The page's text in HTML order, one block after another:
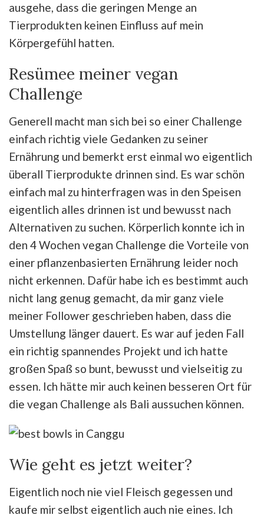
ausgehe, dass die geringen Menge an
Tierprodukten keinen Einfluss auf mein
Körpergefühl hatten.
Resümee meiner vegan
Challenge
Generell macht man sich bei so einer Challenge
einfach richtig viele Gedanken zu seiner
Ernährung und bemerkt erst einmal wo eigentlich
überall Tierprodukte drinnen sind. Es war schön
einfach mal zu hinterfragen was in den Speisen
eigentlich alles drinnen ist und bewusst nach
Alternativen zu suchen. Körperlich konnte ich in
den 4 Wochen vegan Challenge die Vorteile von
einer pflanzenbasierten Ernährung leider noch
nicht erkennen. Dafür habe ich es bestimmt auch
nicht lang genug gemacht, da mir ganz viele
meiner Follower geschrieben haben, dass die
Umstellung länger dauert. Es war auf jeden Fall
ein richtig spannendes Projekt und ich hatte
großen Spaß so bunt, bewusst und vielseitig zu
essen. Ich hätte mir auch keinen besseren Ort für
die vegan Challenge als Bali aussuchen können.
Wie geht es jetzt weiter?
Eigentlich noch nie viel Fleisch gegessen und
kaufe mir selbst eigentlich auch nie eines. Ich